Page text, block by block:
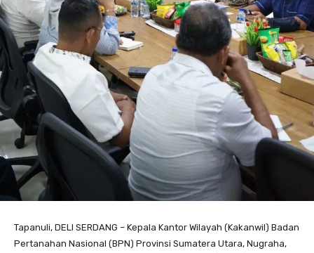
Tapanuli, DELI SERDANG – Kepala Kantor Wilayah (Kakanwil) Badan
Pertanahan Nasional (BPN) Provinsi Sumatera Utara, Nugraha,